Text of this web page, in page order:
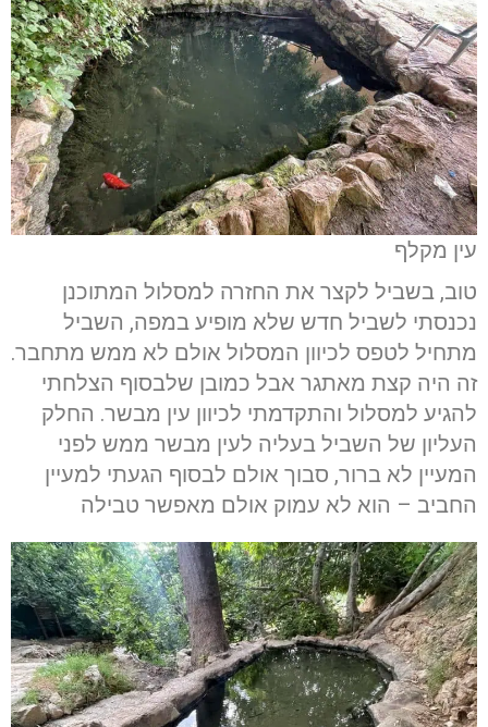
עין מקלף
טוב, בשביל לקצר את החזרה למסלול המתוכנן
נכנסתי לשביל חדש שלא מופיע במפה, השביל
מתחיל לטפס לכיוון המסלול אולם לא ממש מתחבר.
זה היה קצת מאתגר אבל כמובן שלבסוף הצלחתי
להגיע למסלול והתקדמתי לכיוון עין מבשר. החלק
העליון של השביל בעליה לעין מבשר ממש לפני
המעיין לא ברור, סבוך אולם לבסוף הגעתי למעיין
החביב – הוא לא עמוק אולם מאפשר טבילה